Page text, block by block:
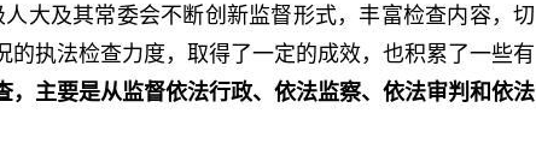
大及其常委会不断创新监督形式，丰富检查内容，切
的执法检查力度，取得了一定的成效，也积累了一些有
，主要是从监督依法行政、依法监察、依法审判和依法